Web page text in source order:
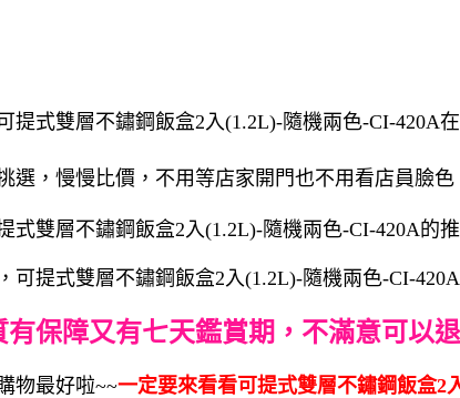
提式雙層不鏽鋼飯盒2入(1.2L)-隨機兩色-CI-420A
選，慢慢比價，不用等店家開門也不用看店員臉
式雙層不鏽鋼飯盒2入(1.2L)-隨機兩色-CI-420A的
可提式雙層不鏽鋼飯盒2入(1.2L)-隨機兩色-CI-
有保障又有七天鑑賞期，不滿意可以
物最好啦~~一定要來看看可提式雙層不鏽鋼飯盒2